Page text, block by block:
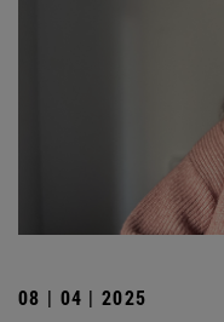
08 | 04 | 2025